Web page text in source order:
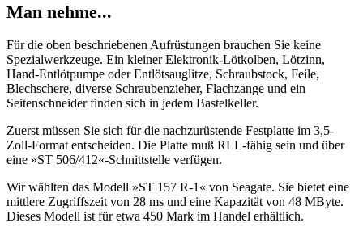
Man nehme...
Für die oben beschriebenen Aufrüstungen brauchen Sie keine
Spezialwerkzeuge. Ein kleiner Elektronik-Lötkolben, Lötzinn,
Hand-Entlötpumpe oder Entlötsauglitze, Schraubstock, Feile,
Blechschere, diverse Schraubenzieher, Flachzange und ein
Seitenschneider finden sich in jedem Bastelkeller.
Zuerst müssen Sie sich für die nachzurüstende Festplatte im 3,5-
Zoll-Format entscheiden. Die Platte muß RLL-fähig sein und über
eine »ST 506/412«-Schnittstelle verfügen.
Wir wählten das Modell »ST 157 R-1« von Seagate. Sie bietet eine
mittlere Zugriffszeit von 28 ms und eine Kapazität von 48 MByte.
Dieses Modell ist für etwa 450 Mark im Handel erhältlich.